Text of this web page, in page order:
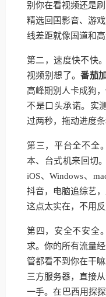
别你在看视频还是
精选回国影音、游
线差距就像国道和
第二，速度快不快
视频别想了。番茄
高峰期别人卡成狗
不是口头承诺。实
过两秒，拖动进度条
第三，平台全不全
本、台式机来回切。
iOS、Windows、
抖音，电脑追综艺
这点太实在，不用
第四，安全不安全
求。你的所有流量
管都看不到你在干
三方服务器，直接
一手。在巴西用探